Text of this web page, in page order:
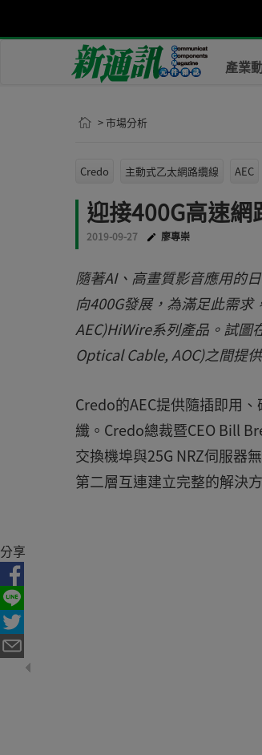
產業
> 市場分析
Credo 主動式乙太網路纜線 AEC
迎接400G高速
2019-09-27 廖專崇
隨著AI、高畫質影音應用的
向400G發展，為滿足此需
AEC)HiWire系列產品。試圖
Optical Cable, AOC)之間提
Credo的AEC提供隨插即用
纖。Credo總裁暨CEO Bill
交換機埠與25G NRZ伺服器
第二層互連建立完整的解決
分享